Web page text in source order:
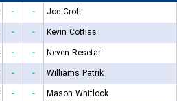
- -
Joe Croft
- -
Kevin Cottiss
- -
Neven Resetar
- -
Williams Patrik
- -
Mason Whitlock